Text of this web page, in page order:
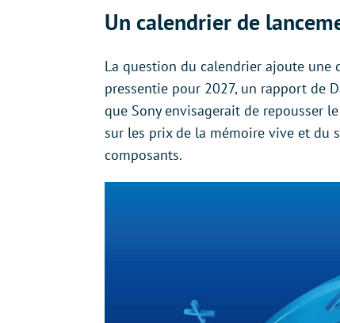
Un calendrier de
La question du calendrier ajoute une
pressentie pour 2027, un rapport de
que Sony envisagerait de repousser
sur les prix de la mémoire vive et du
composants.